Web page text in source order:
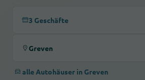
3 Geschäfte
Greven
alle Autohäuser in Greven